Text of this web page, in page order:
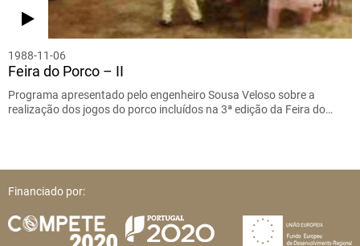
1988-11-06
Feira do Porco – II
Programa apresentado pelo engenheiro Sousa Veloso sobre a
realização dos jogos do porco incluídos na 3ª edição da Feira do…
Financiado por: